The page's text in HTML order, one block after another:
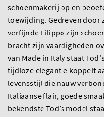
schoenmakerij op en
toewijding. Gedreven door
verfijnde Filippo zijn
bracht zijn vaardigheden
van Made in Italy staat
tijdloze elegantie koppelt
levensstijl die nauw
Italiaanse flair, goede
bekendste Tod’s model